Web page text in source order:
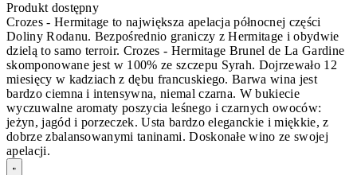
Produkt dostępny
Crozes - Hermitage to największa apelacja północnej części
Doliny Rodanu. Bezpośrednio graniczy z Hermitage i obydwie
dzielą to samo terroir. Crozes - Hermitage Brunel de La Gardine
skomponowane jest w 100% ze szczepu Syrah. Dojrzewało 12
miesięcy w kadziach z dębu francuskiego. Barwa wina jest
bardzo ciemna i intensywna, niemal czarna. W bukiecie
wyczuwalne aromaty poszycia leśnego i czarnych owoców:
jeżyn, jagód i porzeczek. Usta bardzo eleganckie i miękkie, z
dobrze zbalansowanymi taninami. Doskonałe wino ze swojej
apelacji.